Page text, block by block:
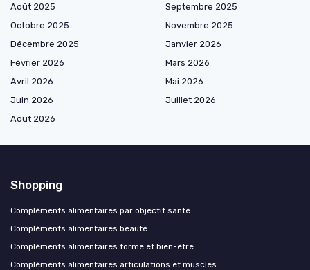
Août 2025
Septembre 2025
Octobre 2025
Novembre 2025
Décembre 2025
Janvier 2026
Février 2026
Mars 2026
Avril 2026
Mai 2026
Juin 2026
Juillet 2026
Août 2026
Shopping
Compléments alimentaires par objectif santé
Compléments alimentaires beauté
Compléments alimentaires forme et bien-être
Compléments alimentaires articulations et muscles